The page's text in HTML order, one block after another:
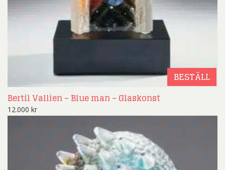
BESTÄLL
Bertil Vallien – Blue man – Glaskonst
12.000 kr